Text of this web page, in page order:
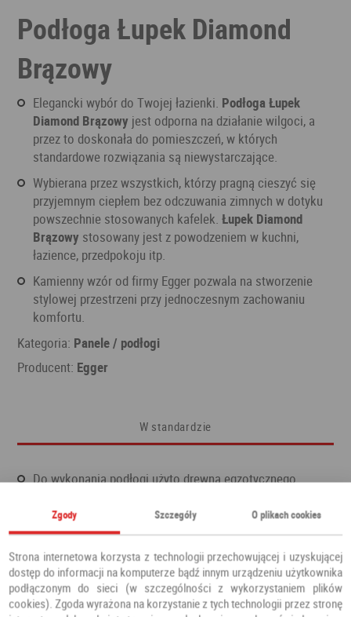
Podłoga Łupek Diamond
Brązowy
Elegancki wybór do Twojej łazienki. Podłoga Łupek
Diamond Brązowy jest odporna na działanie wilgoci, a
przez to doskonała do pomieszczeń, w których
standardowe rozwiązania są niewystarczające.
Wybierana przez wszystkich, którzy pragną cieszyć się
przyjemnym ciepłem bez odczuwania zimnych w dotyku
powszechnie stosowanych kafelek.Łupek Diamond
Brązowy stosowany jest z powodzeniem w kuchni,
łazience, przedpokoju itp.
Kamienny wzór od firmy Egger pozwala na stworzenie
stylowej przestrzeni przy jednoczesnym zachowaniu
komfortu.
Kategoria: Panele / podłogi
Producent: Egger
W standardzie
Do wykonania podłogi użyto drewna egzotycznego
Długość 1291 mm
Pojedynczy panel ma szerokość 327 mm
Grubość 8 mm
Czterostronna fuga
Zgody Szczegóły O plikach cookies
Strona internetowa korzysta z technologii przechowującej i uzyskującej
dostęp do informacji na komputerze bądź innym urządzeniu użytkownika
podłączonym do sieci (w szczególności z wykorzystaniem plików
cookies). Zgoda wyrażona na korzystanie z tych technologii przez stronę